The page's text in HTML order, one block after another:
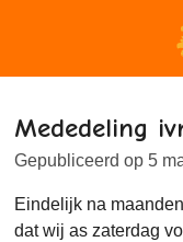
naar
hoofdinhoud
Mededeling
Gepubliceerd op 5
Eindelijk na
dat wij as zaterdag